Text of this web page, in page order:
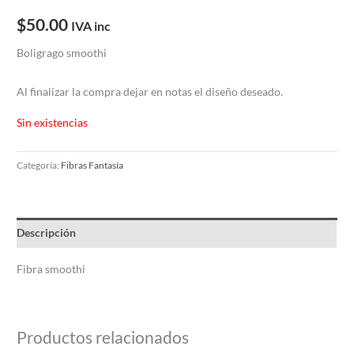
$50.00 IVA inc
Boligrago smoothi
Al finalizar la compra dejar en notas el diseño deseado.
Sin existencias
Categoría: Fibras Fantasía
Descripción
Fibra smoothi
Productos relacionados